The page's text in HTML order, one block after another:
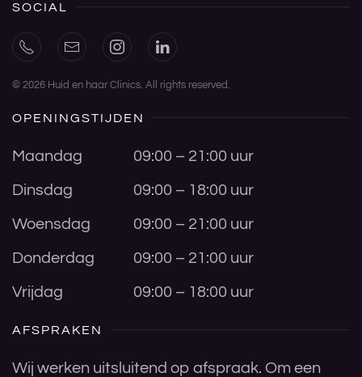
SOCIAL
© 2026 Huid en haar Clinics. All rights reserved.
OPENINGSTIJDEN
Maandag 09:00 – 21:00 uur
Dinsdag 09:00 – 18:00 uur
Woensdag 09:00 – 21:00 uur
Donderdag 09:00 – 21:00 uur
Vrijdag 09:00 – 18:00 uur
AFSPRAKEN
Wij werken uitsluitend op afspraak. Om een